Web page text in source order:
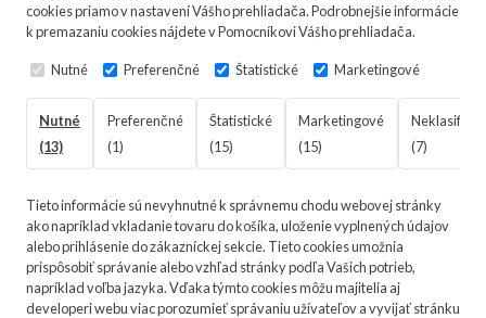
cookies priamo v nastavení Vášho prehliadača. Podrobnejšie informácie
k premazaniu cookies nájdete v Pomocníkovi Vášho prehliadača.
Nutné Preferenčné Štatistické Marketingové
Nutné
(13)
Preferenčné
(1)
Štatistické
(15)
Marketingové
(15)
(7)
Tieto informácie sú nevyhnutné k správnemu chodu webovej stránky
ako napríklad vkladanie tovaru do košíka, uloženie vyplnených údajov
alebo prihlásenie do zákazníckej sekcie. Tieto cookies umožnia
prispôsobiť správanie alebo vzhľad stránky podľa Vašich potrieb,
napríklad voľba jazyka.Vďaka týmto cookies môžu majitelia aj
developeri webu viac porozumieť správaniu užívateľov a vyvijať stránku